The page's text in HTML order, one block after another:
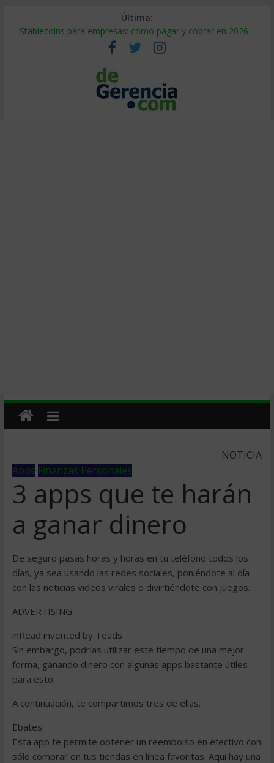
Última:
Stablecoins para empresas: cómo pagar y cobrar en 2026
Despido silencioso: qué es y por qué sale tan caro
IA en selección de personal: cómo auditarla a tiempo
Trabajo forzoso en la cadena de suministro: qué hacer
Mercado hispano de EE. UU.: cómo segmentarlo y venderle
NOTICIA
Apps Finanzas Personales
3 apps que te harán
a ganar dinero
De seguro pasas horas y horas en tu teléfono todos los
días, ya sea usando las redes sociales, poniéndote al día
con las noticias videos virales o divirtiéndote con juegos.
ADVERTISING
inRead invented by Teads
Sin embargo, podrías utilizar este tiempo de una mejor
forma, ganando dinero con algunas apps bastante útiles
para esto.
A continuación, te compartimos tres de ellas.
Ebates
Esta app te permite obtener un reembolso en efectivo con
sólo comprar en tus tiendas en línea favoritas. Aquí hay una